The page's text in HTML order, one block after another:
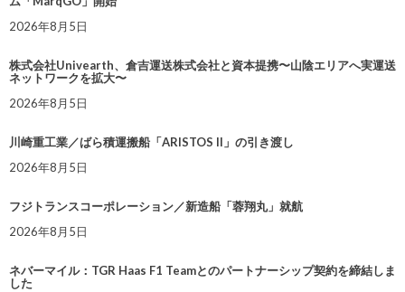
2026年8月5日
株式会社Univearth、倉吉運送株式会社と資本提携〜山陰エリアへ実運送
ネットワークを拡大〜
2026年8月5日
川崎重工業／ばら積運搬船「ARISTOS II」の引き渡し
2026年8月5日
フジトランスコーポレーション／新造船「蓉翔丸」就航
2026年8月5日
ネバーマイル：TGR Haas F1 Teamとのパートナーシップ契約を締結しま
した